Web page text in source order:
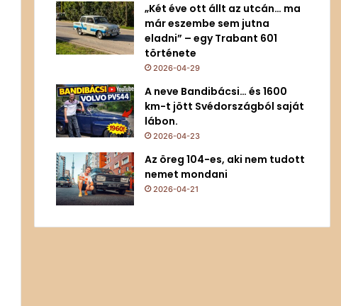
„Két éve ott állt az utcán… ma
már eszembe sem jutna
eladni” – egy Trabant 601
története
2026-04-29
A neve Bandibácsi… és 1600
km-t jött Svédországból saját
lábon.
2026-04-23
Az öreg 104-es, aki nem tudott
nemet mondani
2026-04-21